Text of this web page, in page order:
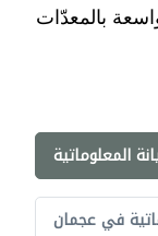
بالمعدّات
المعلوماتية
في عجمان